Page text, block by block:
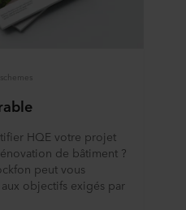
HQE votre projet
de bâtiment ?
peut vous
objectifs exigés par